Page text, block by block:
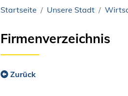
Startseite Unsere Stadt
Firmenverzeichnis
Zurück